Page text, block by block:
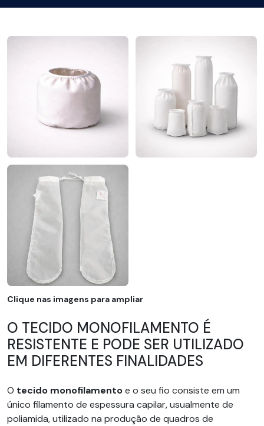
Clique nas imagens para ampliar
O TECIDO MONOFILAMENTO É
RESISTENTE E PODE SER UTILIZADO
EM DIFERENTES FINALIDADES
O tecido monofilamentoe o seu fio consiste em um
único filamento de espessura capilar, usualmente de
poliamida, utilizado na produção de quadros de